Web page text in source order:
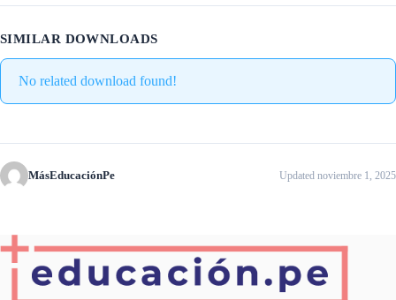
SIMILAR DOWNLOADS
No related download found!
MásEducaciónPe Updated noviembre 1, 2025